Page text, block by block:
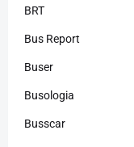
BRT
Bus Report
Buser
Busologia
Busscar